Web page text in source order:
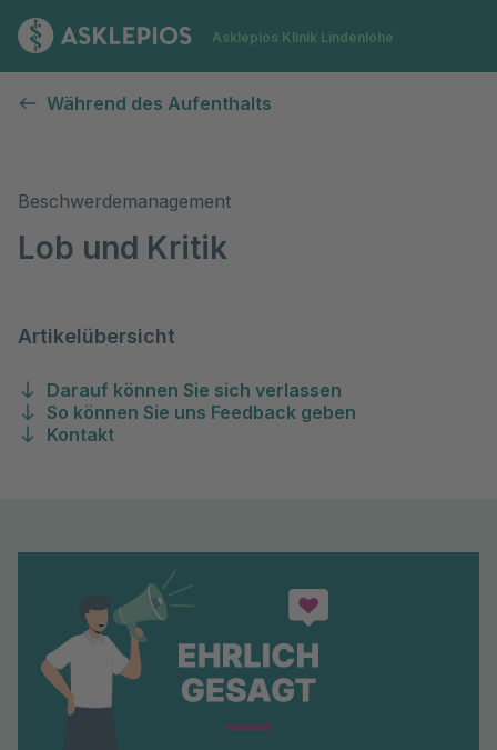
Zur Startseite
Asklepios Klinik Lindenlohe
Während des Aufenthalts
Beschwerdemanagement
Lob und Kritik
Artikelübersicht
Darauf können Sie sich verlassen
So können Sie uns Feedback geben
Kontakt